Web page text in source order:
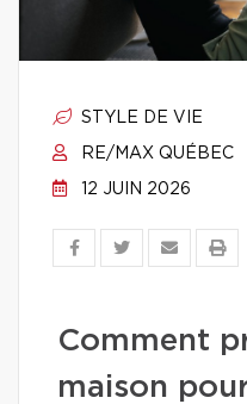
STYLE DE VIE
RE/MAX QUÉBEC
12 JUIN 2026
Comment
maison